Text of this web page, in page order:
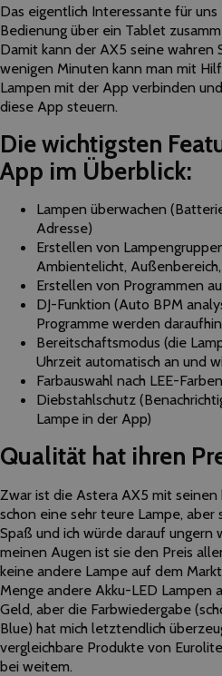
Das eigentlich Interessante für uns
Bedienung über ein Tablet
Damit kann der AX5 seine wahren
wenigen Minuten kann man mit
Lampen mit der App verbinden
diese App steuern.
Die wichtigsten
App im Überblick:
Lampen überwachen
Adresse)
Erstellen von
Ambientelicht,
Erstellen von Programmen
DJ-Funktion (Auto BPM
Programme werden
Bereitschaftsmodus (die
Uhrzeit automatisch an und
Farbauswahl nach LEE-
Diebstahlschutz
Lampe in der App)
Qualität hat ihren
Zwar ist die Astera AX5 mit
schon eine sehr teure Lampe, aber
Spaß und ich würde darauf
meinen Augen ist sie den Preis
keine andere Lampe auf dem
Menge andere Akku-LED Lampen
Geld, aber die Farbwiedergabe
Blue) hat mich letztendlich
vergleichbare Produkte von
bei weitem.